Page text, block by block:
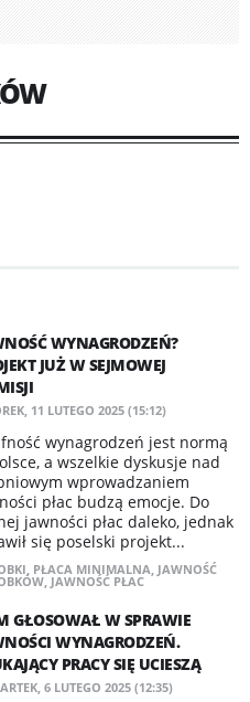
WYNAGRODZEŃ?
JUŻ W SEJMOWEJ
11 LUTEGO 2025 (15:12)
wynagrodzeń jest normą
a wszelkie dyskusje nad
wprowadzaniem
płac budzą emocje. Do
jawności płac daleko, jednak
się poselski projekt...
, PŁACA MINIMALNA, JAWNOŚĆ
, JAWNOŚĆ PŁAC
GŁOSOWAŁ W SPRAWIE
WYNAGRODZEŃ.
PRACY SIĘ UCIESZĄ
6 LUTEGO 2025 (12:35)